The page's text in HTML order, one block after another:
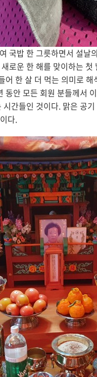
국밥 한 그릇하면서 설날
로운 한 해를 맞이하는 첫
어 한 살 더 먹는 의미로
동안 모든 회원 분들께서
간들인 것이다. 맑은 공
다.